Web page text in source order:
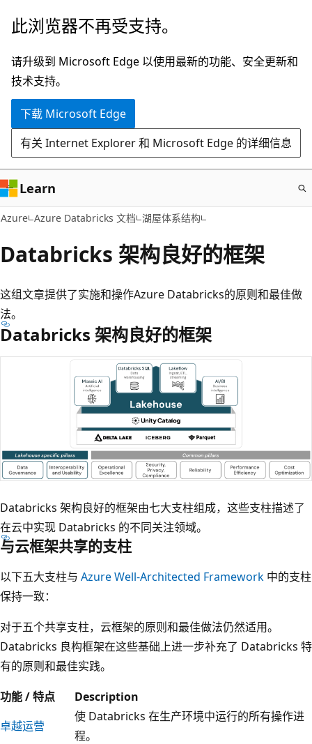
跳
主
要
内
此浏览器不再受支持。
请升级到 Microsoft Edge 以使用最新的功能、安全更新和
技术支持。
下载 Microsoft Edge
有关 Internet Explorer 和 Microsoft Edge 的详细信息
Learn
Azure Azure Databricks 文档 湖屋体系结构
Databricks 架构良好的框架
这组文章提供了实施和操作Azure Databricks的原则和最佳做
法。
Databricks 架构良好的框架
Databricks 架构良好的框架由七大支柱组成，这些支柱描述了
在云中实现 Databricks 的不同关注领域。
与云框架共享的支柱
以下五大支柱与 Azure Well-Architected Framework 中的支柱
保持一致：
对于五个共享支柱，云框架的原则和最佳做法仍然适用。
Databricks 良构框架在这些基础上进一步补充了 Databricks 特
有的原则和最佳实践。
功能 / 特点
Description
卓越运营
使 Databricks 在生产环境中运行的所有操作进
程。